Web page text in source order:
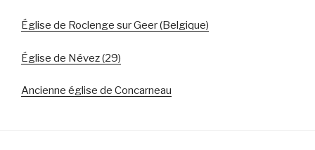
Église de Roclenge sur Geer (Belgique)
Église de Névez (29)
Ancienne église de Concarneau